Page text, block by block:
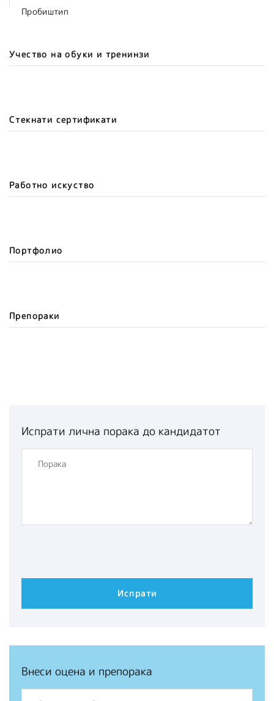
Пробиштип
Учество на обуки и тренинзи
Стекнати сертификати
Работно искуство
Портфолио
Препораки
Испрати лична порака до кандидатот
Внеси оцена и препорака